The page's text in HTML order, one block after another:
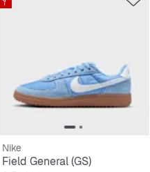
Nike
Field General (GS)